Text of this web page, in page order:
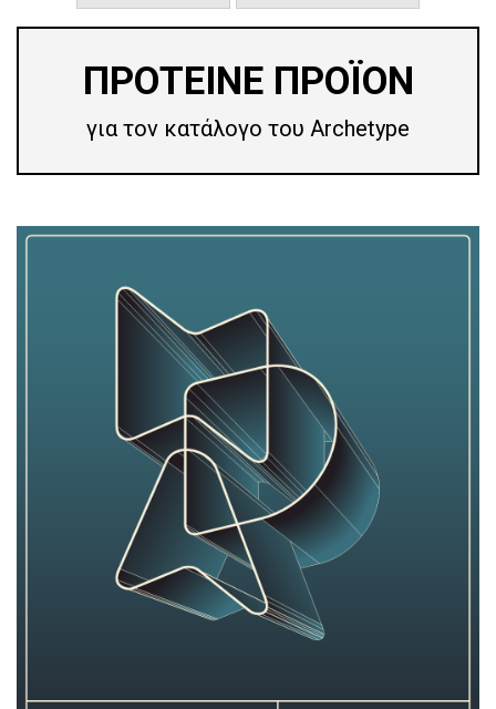
ΠΡΟΤΕΙΝΕ ΠΡΟΪΟΝ
για τον κατάλογο του Archetype